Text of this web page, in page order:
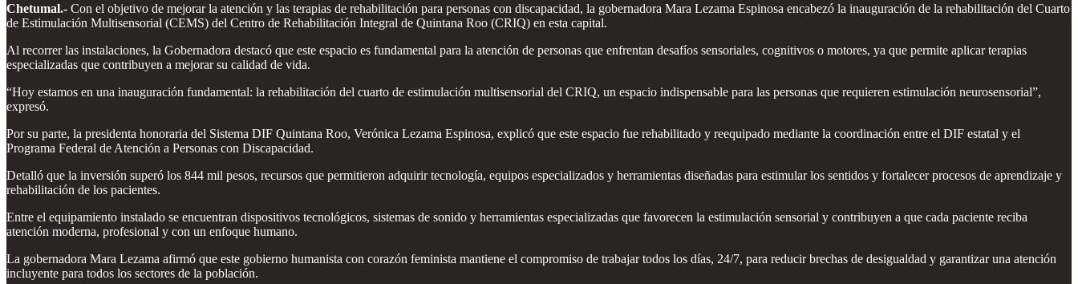
Chetumal.- Con el objetivo de mejorar la atención y las terapias de rehabilitación para personas con discapacidad, la gobernadora Mara Lezama Espinosa encabezó la inauguración de la rehabilitación del Cuarto
de Estimulación Multisensorial (CEMS) del Centro de Rehabilitación Integral de Quintana Roo (CRIQ) en esta capital.
Al recorrer las instalaciones, la Gobernadora destacó que este espacio es fundamental para la atención de personas que enfrentan desafíos sensoriales, cognitivos o motores, ya que permite aplicar terapias
especializadas que contribuyen a mejorar su calidad de vida.
“Hoy estamos en una inauguración fundamental: la rehabilitación del cuarto de estimulación multisensorial del CRIQ, un espacio indispensable para las personas que requieren estimulación neurosensorial”,
expresó.
Por su parte, la presidenta honoraria del Sistema DIF Quintana Roo, Verónica Lezama Espinosa, explicó que este espacio fue rehabilitado y reequipado mediante la coordinación entre el DIF estatal y el
Programa Federal de Atención a Personas con Discapacidad.
Detalló que la inversión superó los 844 mil pesos, recursos que permitieron adquirir tecnología, equipos especializados y herramientas diseñadas para estimular los sentidos y fortalecer procesos de aprendizaje y
rehabilitación de los pacientes.
Entre el equipamiento instalado se encuentran dispositivos tecnológicos, sistemas de sonido y herramientas especializadas que favorecen la estimulación sensorial y contribuyen a que cada paciente reciba
atención moderna, profesional y con un enfoque humano.
La gobernadora Mara Lezama afirmó que este gobierno humanista con corazón feminista mantiene el compromiso de trabajar todos los días, 24/7, para reducir brechas de desigualdad y garantizar una atención
incluyente para todos los sectores de la población.